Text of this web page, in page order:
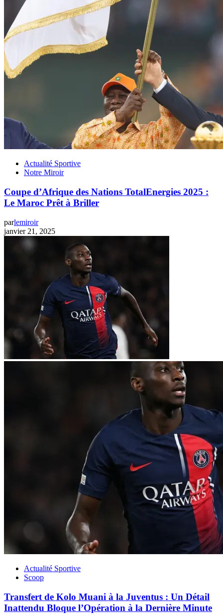
Actualité Sportive
Notre Miroir
Coupe d’Afrique des Nations TotalEnergies 2025 :
Le Maroc Prêt à Briller
parlemiroir
janvier 21, 2025
Actualité Sportive
Scoop
Transfert de Kolo Muani à la Juventus : Un Détail
Inattendu Bloque l’Opération à la Dernière Minute